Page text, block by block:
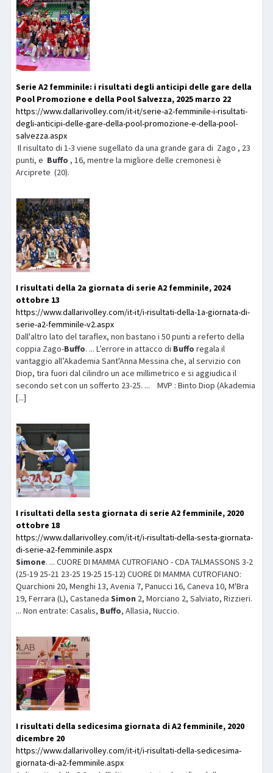
Serie A2 femminile: i risultati degli anticipi delle gare della
Pool Promozione e della Pool Salvezza, 2025 marzo 22
https://www.dallarivolley.com/it-it/serie-a2-femminile-i-risultati-
degli-anticipi-delle-gare-della-pool-promozione-e-della-pool-
salvezza.aspx
Il risultato di 1-3 viene sugellato da una grande gara di Zago , 23
punti, e Buffo , 16, mentre la migliore delle cremonesi è
Arciprete (20).
I risultati della 2a giornata di serie A2 femminile, 2024
ottobre 13
https://www.dallarivolley.com/it-it/i-risultati-della-1a-giornata-di-
serie-a2-femminile-v2.aspx
Dall'altro lato del taraflex, non bastano i 50 punti a referto della
coppia Zago-Buffo. ... L’errore in attacco di Buffo regala il
vantaggio all’Akademia Sant'Anna Messina che, al servizio con
Diop, tira fuori dal cilindro un ace millimetrico e si aggiudica il
secondo set con un sofferto 23-25. ... MVP : Binto Diop (Akademia
[...]
I risultati della sesta giornata di serie A2 femminile, 2020
ottobre 18
https://www.dallarivolley.com/it-it/i-risultati-della-sesta-giornata-
di-serie-a2-femminile.aspx
Simone. ... CUORE DI MAMMA CUTROFIANO - CDA TALMASSONS 3-2
(25-19 25-21 23-25 19-25 15-12) CUORE DI MAMMA CUTROFIANO:
Quarchioni 20, Menghi 13, Avenia 7, Panucci 16, Caneva 10, M'Bra
19, Ferrara (L), CastanedaSimon 2, Morciano 2, Salviato, Rizzieri.
... Non entrate: Casalis, Buffo, Allasia, Nuccio.
I risultati della sedicesima giornata di A2 femminile, 2020
dicembre 20
https://www.dallarivolley.com/it-it/i-risultati-della-sedicesima-
giornata-di-a2-femminile.aspx